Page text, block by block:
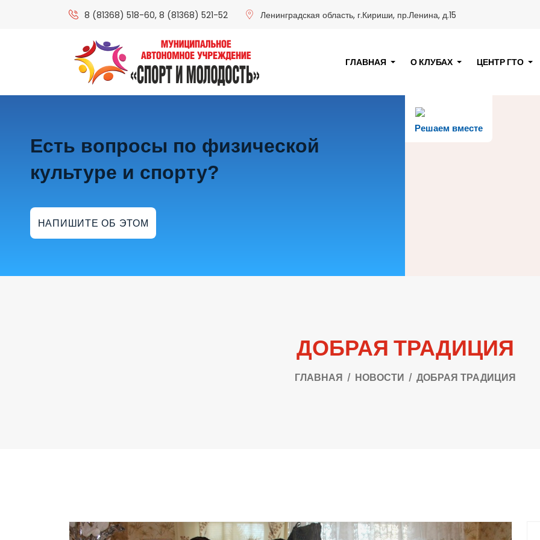
8 (81368) 518-60, 8 (81368) 521-52 Ленинградская область, г.Кириши, пр.Ленина, д.15
ГЛАВНАЯ О КЛУБАХ ЦЕНТР ГТО
Решаем вместе
Есть вопросы по физической
культуре и спорту?
НАПИШИТЕ ОБ ЭТОМ
ДОБРАЯ ТРАДИЦИЯ
ГЛАВНАЯ НОВОСТИ ДОБРАЯ ТРАДИЦИЯ